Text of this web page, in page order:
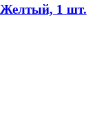
1 шт.